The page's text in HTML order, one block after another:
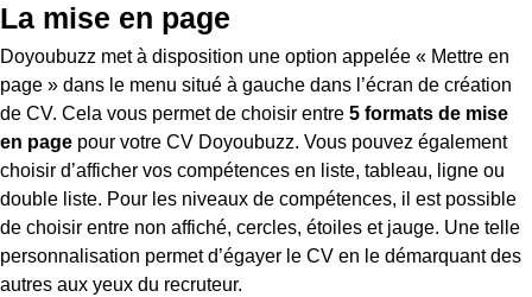
La mise en page
Doyoubuzz met à disposition une option appelée « Mettre en
page » dans le menu situé à gauche dans l’écran de création
de CV. Cela vous permet de choisir entre 5 formats de mise
en page pour votre CV Doyoubuzz. Vous pouvez également
choisir d’afficher vos compétences en liste, tableau, ligne ou
double liste. Pour les niveaux de compétences, il est possible
de choisir entre non affiché, cercles, étoiles et jauge. Une telle
personnalisation permet d’égayer le CV en le démarquant des
autres aux yeux du recruteur.